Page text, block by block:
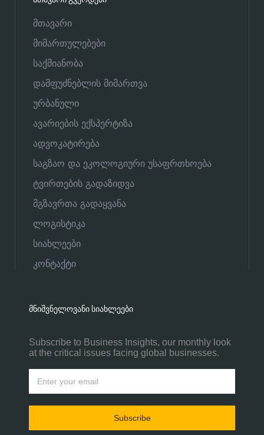
მთავარი
მიმართულებები
საქმიანობა
დამფუძნებლის მიმართვა
ურბანული
ავარიების ექსპერტიზა
ადვოკატირება
საგზაო და ეკოლოგიური უსაფრთხოება
ტვირთების გადაზიდვა
მგზავრთა გადაყვანა
ლოგისტიკა
სიახლეები
კონტაქტი
ᲛᲜᲘᲨᲕᲜᲔᲚᲝᲕᲐᲜᲘ ᲡᲘᲐᲮᲚᲔᲔᲑᲘ
Subscribe to Business Insights, our monthly look
at the critical issues facing global businesses.
Subscribe